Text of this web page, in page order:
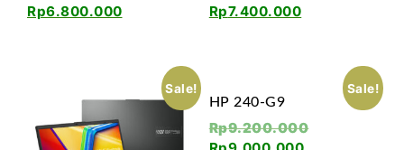
Rp6.800.000
Rp7.400.000
Sale!
Sale!
HP 240-G9
Rp9.200.000